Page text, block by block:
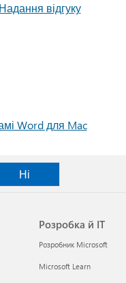
Надання відгуку
Word для Mac
Ні
Розробка й ІТ
Розробник Microsoft
Microsoft Learn